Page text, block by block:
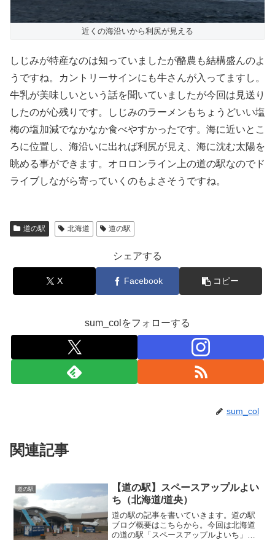
近くの海沿いから利尻が見える
しじみが特産なのは知っていましたが酪農も結構盛んのよ
うですね。カントリーサインにも牛さんが入ってますし。
牛乳が美味しいという話を聞いていましたが今回は見送り
したのが心残りです。しじみのラーメンもちょうどいい塩
梅の塩加減でなかなか食べやすかったです。海に近いとこ
ろに位置し、海沿いに出れば利尻が見え、海に沈む太陽を
眺める事ができます。オロロンライン上の道の駅なのでド
ライブしながら寄っていくのもよさそうですね。
道の駅 北海道 道の駅
シェアする
X Facebook コピー
sum_colをフォローする
sum_col
関連記事
道の駅
【道の駅】スペースアップルよい
ち（北海道/道央）
道の駅の記事を書いていきます。道の駅
ブログ概要はこちらから。今回は北海道
の道の駅「スペースアップルよいち」に